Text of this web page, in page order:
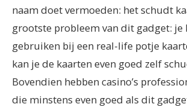
naam doet vermoeden: het schudt
grootste probleem van dit gadget: je
gebruiken bij een real-life potje
kan je de kaarten even goed zelf
Bovendien hebben casino’s
die minstens even goed als dit